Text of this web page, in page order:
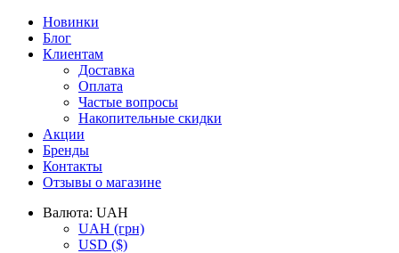
Новинки
Блог
Клиентам
Доставка
Оплата
Частые вопросы
Накопительные скидки
Акции
Бренды
Контакты
Отзывы о магазине
Валюта: UAH
UAH (грн)
USD ($)